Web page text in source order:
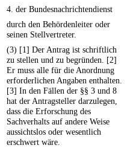
4. der Bundesnachrichtendienst
durch den Behördenleiter oder
seinen Stellvertreter.
(3) [1] Der Antrag ist schriftlich
zu stellen und zu begründen. [2]
Er muss alle für die Anordnung
erforderlichen Angaben enthalten.
[3] In den Fällen der §§ 3 und 8
hat der Antragsteller darzulegen,
dass die Erforschung des
Sachverhalts auf andere Weise
aussichtslos oder wesentlich
erschwert wäre.